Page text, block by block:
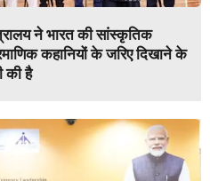
ने भारत की सांस्कृतिक
कहानियों के जरिए दिखाने के
की है